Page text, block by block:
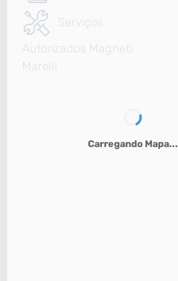
Serviços
Autorizados Magneti
Marelli
Carregando Mapa...